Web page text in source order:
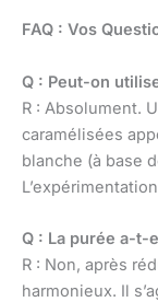
FAQ : Vos
Q : Peut-on
R : Absolument.
caramélisées
blanche (à base
Q : La purée a-t-
R : Non, après
harmonieux. Il